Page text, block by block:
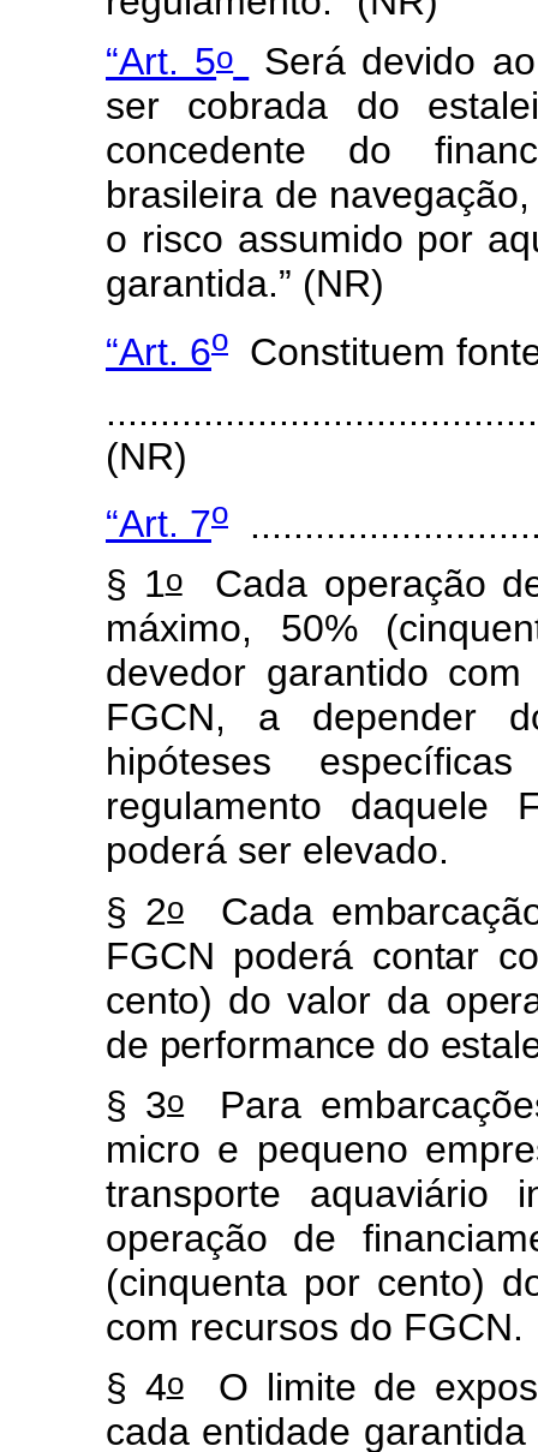
“Art. 5o
Será devido
ser cobrada do
concedente do
brasileira de
o risco assumido por
garantida.” (NR)
“Art. 6o Constituem
(NR)
“Art. 7o
§ 1oCada operação
máximo, 50%
devedor garantido
FGCN, a depender
hipóteses
regulamento daquele
poderá ser elevado.
§ 2o
Cada
FGCN poderá contar
cento) do valor da
de performance do
§ 3oPara
micro e pequeno
transporte aquaviário
operação de
(cinquenta por cento)
com recursos do FGCN.
§ 4oO limite de
cada entidade